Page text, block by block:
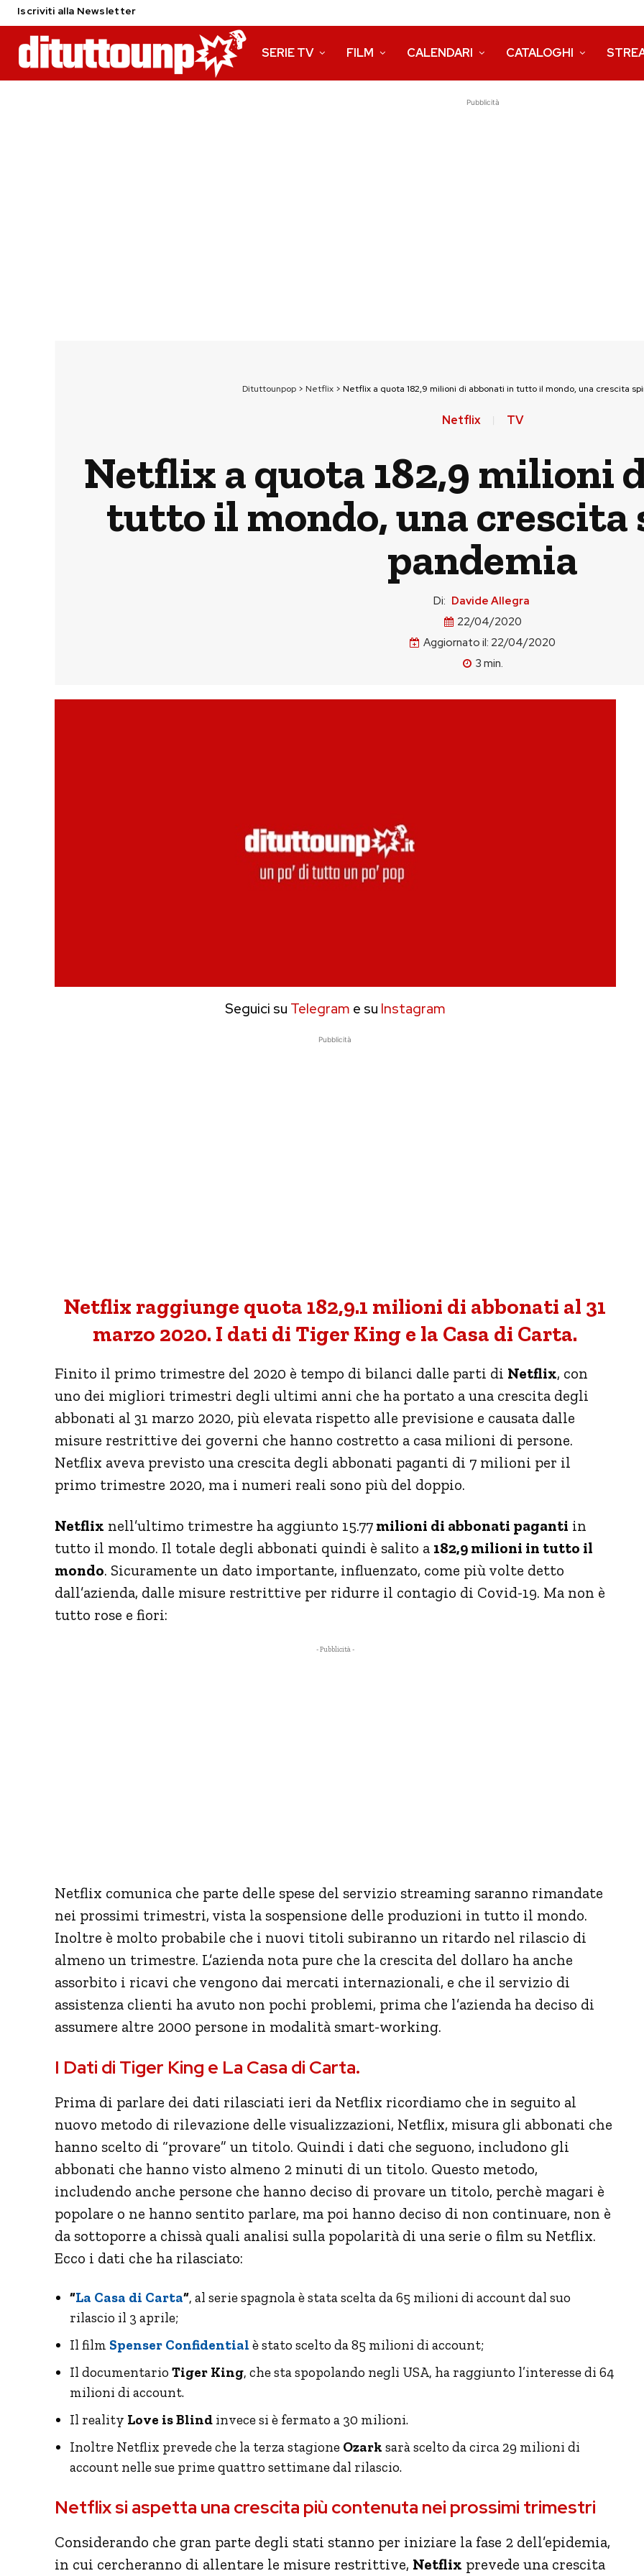
Iscriviti alla Newsletter
SERIE TV FILM CALENDARI CATALOGHI
Pubblicità
Dituttounpop > Netflix > Netflix a quota 182,9 milioni di abbonati in tutto il mondo, una crescita
Netflix TV
Netflix a quota 182,9 milioni
tutto il mondo, una crescita
pandemia
Di: Davide Allegra
22/04/2020
Aggiornato il: 22/04/2020
3 min.
Seguici su Telegram e su Instagram
Pubblicità
Netflix raggiunge quota 182,9.1 milioni di abbonati al 31
marzo 2020. I dati di Tiger King e la Casa di Carta.
Finito il primo trimestre del 2020 è tempo di bilanci dalle parti di Netflix, con
uno dei migliori trimestri degli ultimi anni che ha portato a una crescita degli
abbonati al 31 marzo 2020, più elevata rispetto alle previsione e causata dalle
misure restrittive dei governi che hanno costretto a casa milioni di persone.
Netflix aveva previsto una crescita degli abbonati paganti di 7 milioni per il
primo trimestre 2020, ma i numeri reali sono più del doppio.
Netflix nell’ultimo trimestre ha aggiunto 15.77 milioni di abbonati paganti in
tutto il mondo. Il totale degli abbonati quindi è salito a 182,9 milioni in tutto il
mondo. Sicuramente un dato importante, influenzato, come più volte detto
dall’azienda, dalle misure restrittive per ridurre il contagio di Covid-19. Ma non è
tutto rose e fiori:
- Pubblicità -
Netflix comunica che parte delle spese del servizio streaming saranno rimandate
nei prossimi trimestri, vista la sospensione delle produzioni in tutto il mondo.
Inoltre è molto probabile che i nuovi titoli subiranno un ritardo nel rilascio di
almeno un trimestre. L’azienda nota pure che la crescita del dollaro ha anche
assorbito i ricavi che vengono dai mercati internazionali, e che il servizio di
assistenza clienti ha avuto non pochi problemi, prima che l’azienda ha deciso di
assumere altre 2000 persone in modalità smart-working.
I Dati di Tiger King e La Casa di Carta.
Prima di parlare dei dati rilasciati ieri da Netflix ricordiamo che in seguito al
nuovo metodo di rilevazione delle visualizzazioni, Netflix, misura gli abbonati che
hanno scelto di “provare” un titolo. Quindi i dati che seguono, includono gli
abbonati che hanno visto almeno 2 minuti di un titolo. Questo metodo,
includendo anche persone che hanno deciso di provare un titolo, perchè magari è
popolare o ne hanno sentito parlare, ma poi hanno deciso di non continuare, non è
da sottoporre a chissà quali analisi sulla popolarità di una serie o film su Netflix.
Ecco i dati che ha rilasciato:
“La Casa di Carta“, al serie spagnola è stata scelta da 65 milioni di account dal suo
rilascio il 3 aprile;
Il film Spenser Confidential è stato scelto da 85 milioni di account;
Il documentario Tiger King, che sta spopolando negli USA, ha raggiunto l’interesse di 64
milioni di account.
Il reality Love is Blind invece si è fermato a 30 milioni.
Inoltre Netflix prevede che la terza stagione Ozark sarà scelto da circa 29 milioni di
account nelle sue prime quattro settimane dal rilascio.
Netflix si aspetta una crescita più contenuta nei prossimi trimestri
Considerando che gran parte degli stati stanno per iniziare la fase 2 dell’epidemia,
in cui cercheranno di allentare le misure restrittive, Netflix prevede una crescita